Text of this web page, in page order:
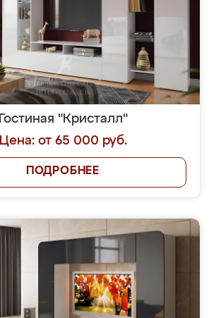
Гостиная "Кристалл"
Цена: от 65 000 руб.
ПОДРОБНЕЕ